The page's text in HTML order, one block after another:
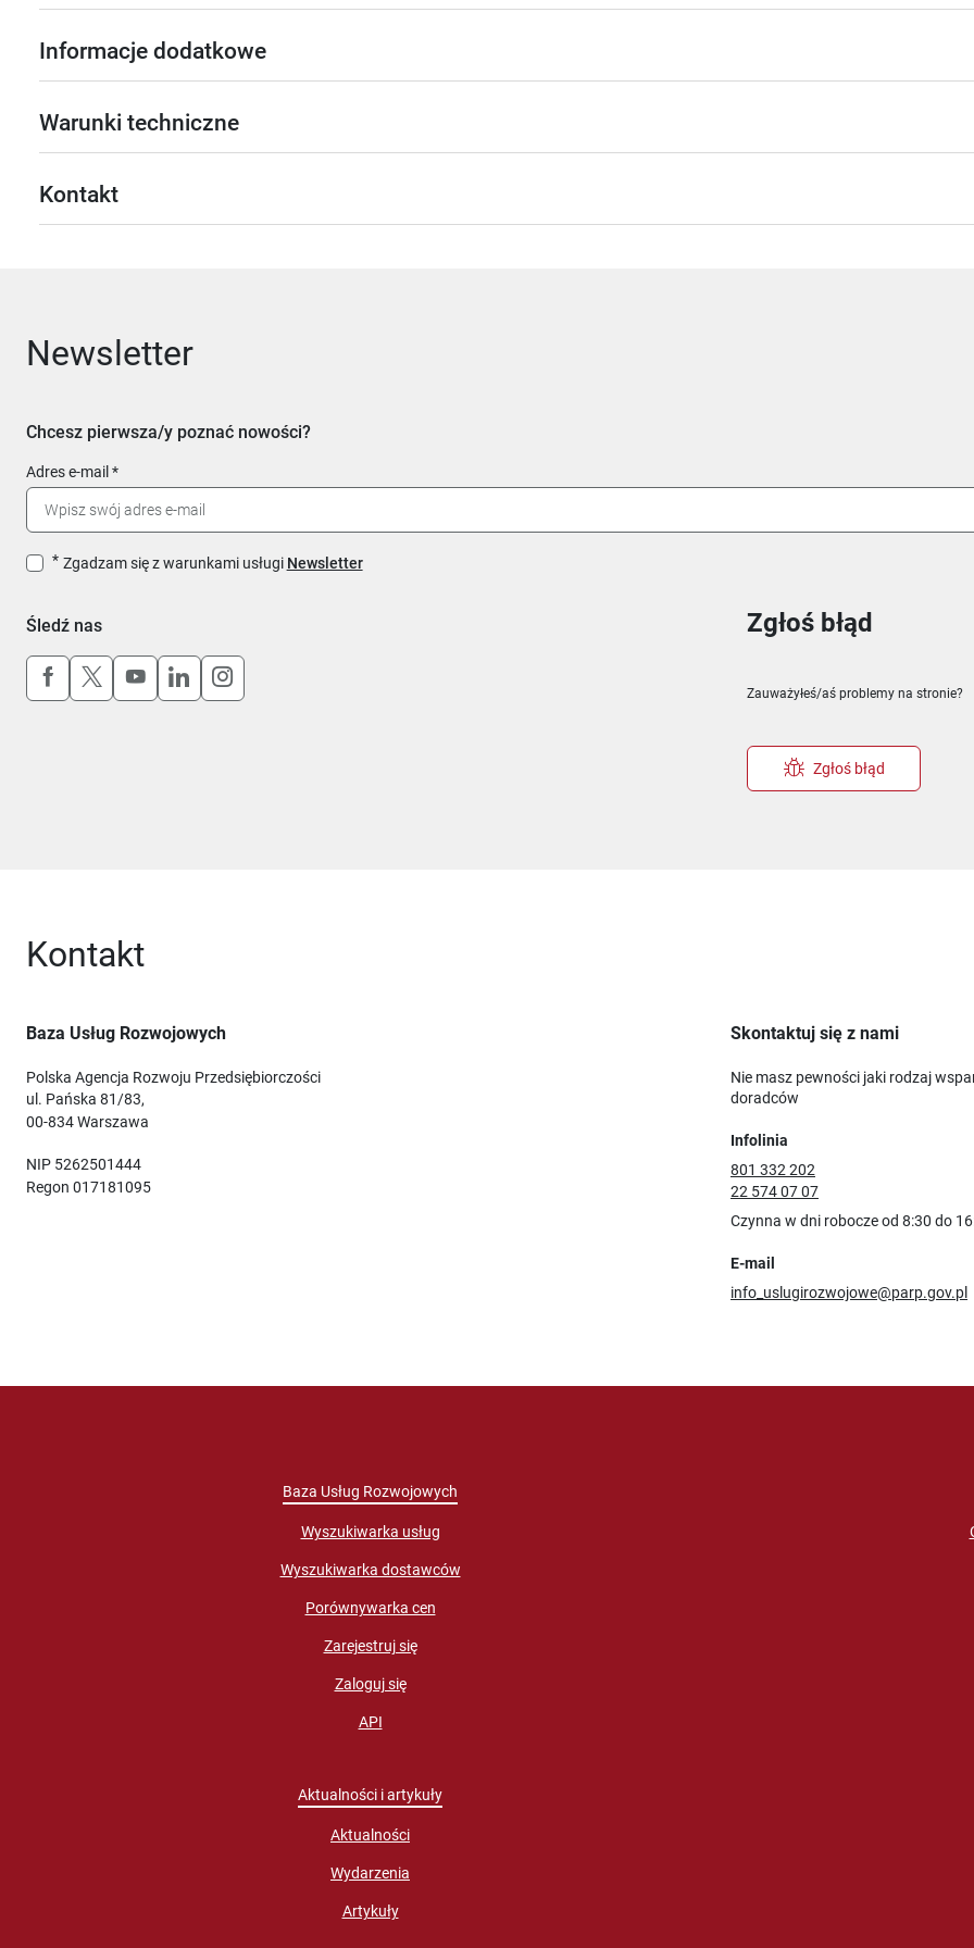
Informacje dodatkowe
Warunki techniczne
Kontakt
Newsletter
Chcesz pierwsza/y poznać nowości?
Adres e-mail
Zgadzam się z warunkami usługi Newsletter
Śledź nas
Uwaga, link otworzy się w nowym oknie
Uwaga, link otworzy się w nowym oknie
Uwaga, link otworzy się w nowym oknie
Uwaga, link otworzy się w nowym oknie
Uwaga, link otworzy się w nowym oknie
Zgłoś błąd
Zauważyłeś/aś problemy na stronie?
Zgłoś błąd
Kontakt
Baza Usług Rozwojowych
Polska Agencja Rozwoju Przedsiębiorczości
ul. Pańska 81/83,
00-834 Warszawa
NIP 5262501444
Regon 017181095
Skontaktuj się z nami
Nie masz pewności jaki rodzaj
doradców
Infolinia
801 332 202
22 574 07 07
Czynna w dni robocze od 8:30 do
E-mail
info_uslugirozwojowe@parp.gov.pl
Baza Usług Rozwojowych
Wyszukiwarka usług
Wyszukiwarka dostawców
Porównywarka cen
Zarejestruj się
Zaloguj się
API
Aktualności i artykuły
Aktualności
Wydarzenia
Artykuły